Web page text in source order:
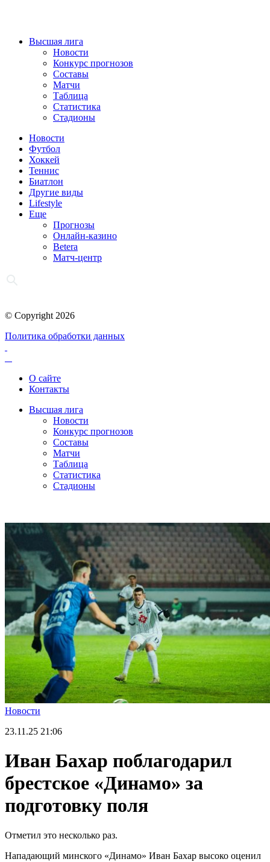
Высшая лига
Новости
Конкурс прогнозов
Составы
Матчи
Таблица
Статистика
Стадионы
Новости
Футбол
Хоккей
Теннис
Биатлон
Другие виды
Lifestyle
Еще
Прогнозы
Онлайн-казино
Betera
Матч-центр
© Copyright 2026
Политика обработки данных
О сайте
Контакты
Высшая лига
Новости
Конкурс прогнозов
Составы
Матчи
Таблица
Статистика
Стадионы
Новости
23.11.25 21:06
Иван Бахар поблагодарил
брестское «Динамо» за
подготовку поля
Отметил это несколько раз.
Нападающий минского «Динамо» Иван Бахар высоко оценил